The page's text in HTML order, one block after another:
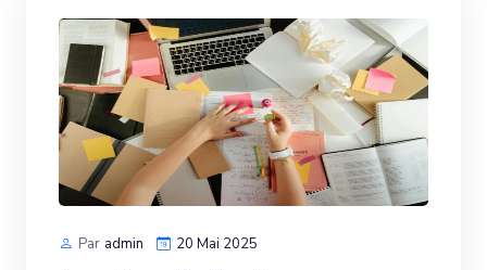
Par Admin 20 Mai 2025